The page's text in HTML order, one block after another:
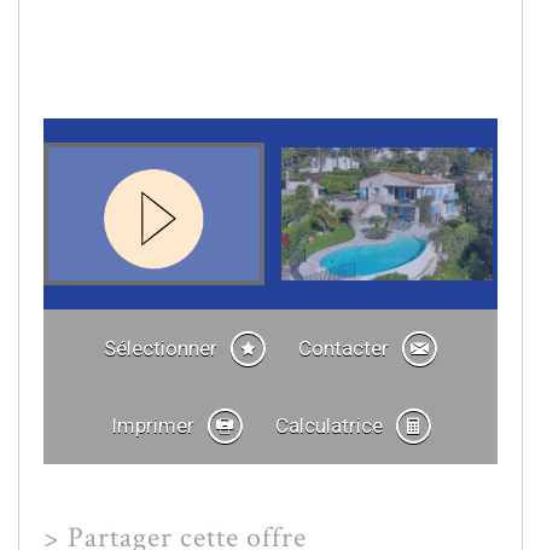
Sélectionner Contacter
Imprimer Calculatrice
> Partager cette offre